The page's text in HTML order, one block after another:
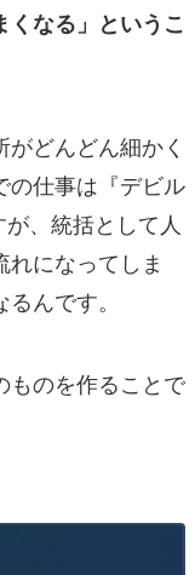
くなる」というこ
どんどん細かく
の仕事は『デビル
、統括として人
になってしま
んです。
ものを作ることで